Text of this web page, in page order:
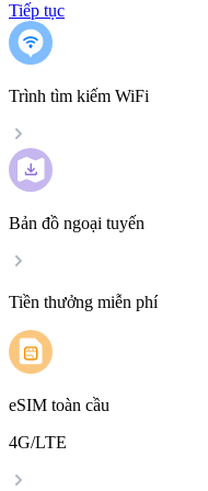
Tiếp tục
Trình tìm kiếm WiFi
Bản đồ ngoại tuyến
Tiền thưởng miễn phí
eSIM toàn cầu
4G/LTE